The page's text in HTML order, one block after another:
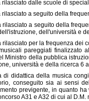
rilasciato dalle scuole di
rilasciato a seguito della
rilasciato a seguito della
dell'università e
rilasciato per la frequenza dei
pareggiati finalizzato
Ministro della pubblica
università e della ricerca 6
di didattica della musica
conseguito sia ai sensi
previgente, in quanto
A31 e A32 di cui al D.M.